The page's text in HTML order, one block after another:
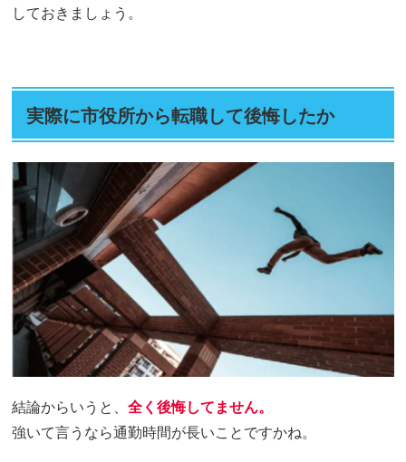
しておきましょう。
実際に市役所から転職して後悔したか
結論からいうと、全く後悔してません。
強いて言うなら通勤時間が長いことですかね。